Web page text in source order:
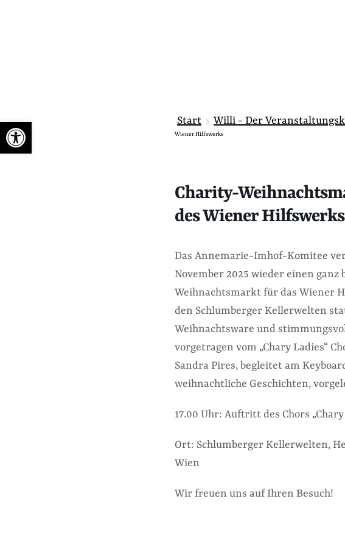
Werkzeugleiste öffnen Start Willi - Der
Wiener Hilfswerks
Charity-
des Wiener Hilfswerks
Das Annemarie-Imhof-Komitee
November 2025 wieder einen ganz
Weihnachtsmarkt für das Wiener
den Schlumberger Kellerwelten
Weihnachtsware und
vorgetragen vom „Chary Ladies“
Sandra Pires, begleitet am
weihnachtliche Geschichten,
17.00 Uhr: Auftritt des Chors „Chary
Ort: Schlumberger Kellerwelten,
Wien
Wir freuen uns auf Ihren Besuch!